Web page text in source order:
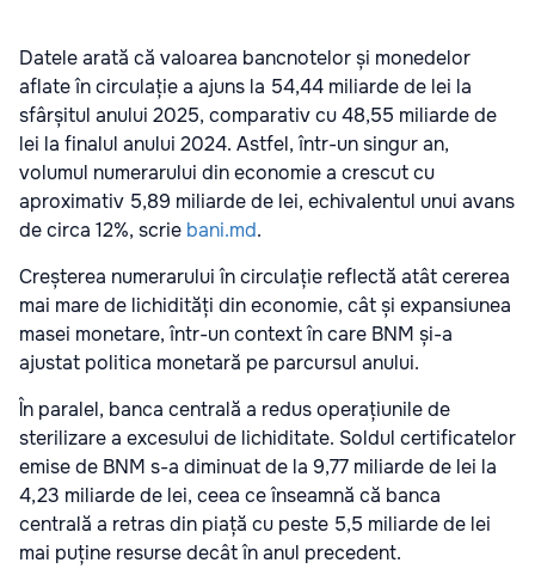
Datele arată că valoarea bancnotelor și monedelor
aflate în circulație a ajuns la 54,44 miliarde de lei la
sfârșitul anului 2025, comparativ cu 48,55 miliarde de
lei la finalul anului 2024. Astfel, într-un singur an,
volumul numerarului din economie a crescut cu
aproximativ 5,89 miliarde de lei, echivalentul unui avans
de circa 12%, scrie bani.md.
Creșterea numerarului în circulație reflectă atât cererea
mai mare de lichidități din economie, cât și expansiunea
masei monetare, într-un context în care BNM și-a
ajustat politica monetară pe parcursul anului.
În paralel, banca centrală a redus operațiunile de
sterilizare a excesului de lichiditate. Soldul certificatelor
emise de BNM s-a diminuat de la 9,77 miliarde de lei la
4,23 miliarde de lei, ceea ce înseamnă că banca
centrală a retras din piață cu peste 5,5 miliarde de lei
mai puține resurse decât în anul precedent.